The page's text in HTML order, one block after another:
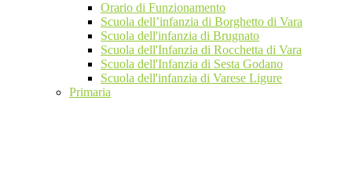
Orario di Funzionamento
Scuola dell’infanzia di Borghetto di Vara
Scuola dell'infanzia di Brugnato
Scuola dell'Infanzia di Rocchetta di Vara
Scuola dell'Infanzia di Sesta Godano
Scuola dell'infanzia di Varese Ligure
Primaria